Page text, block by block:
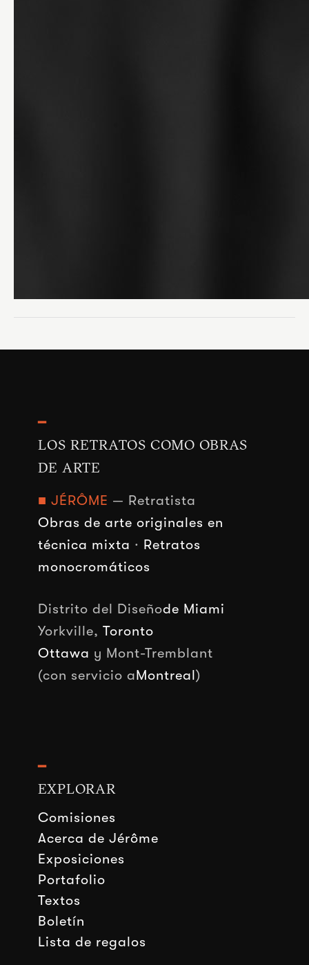
━
LOS RETRATOS COMO OBRAS
DE ARTE
■ JÉRÔME — Retratista
Obras de arte originales en
técnica mixta · Retratos
monocromáticos
Distrito del Diseñode Miami
Yorkville, Toronto
Ottawa y Mont-Tremblant
(con servicio aMontreal)
━
EXPLORAR
Comisiones
Acerca de Jérôme
Exposiciones
Portafolio
Textos
Boletín
Lista de regalos